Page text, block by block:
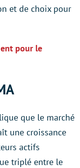
et de choix pour
pour le
que le marché
une croissance
actifs
triplé entre le